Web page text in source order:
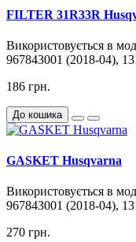
FILTER 31R33R
Використовується в
967843001 (2018-04),
186 грн.
До кошика
GASKET Husqvarna
Використовується в
967843001 (2018-04),
270 грн.